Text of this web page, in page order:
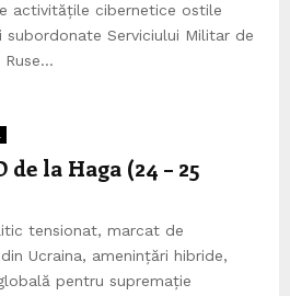
activitățile cibernetice ostile
Serviciului Militar de
la Haga (24 – 25
tensionat, marcat de
Ucraina, amenințări hibride,
pentru supremație